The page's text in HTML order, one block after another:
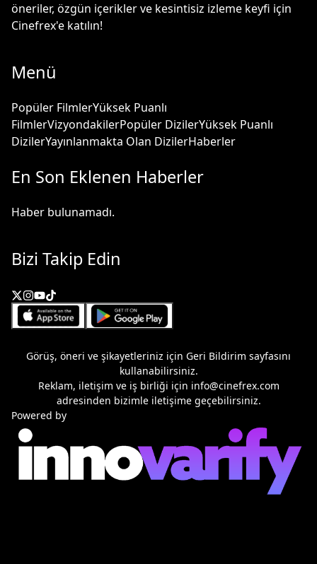
öneriler, özgün içerikler ve kesintisiz izleme keyfi için
Cinefrex'e katılın!
Menü
Popüler FilmlerYüksek Puanlı
FilmlerVizyondakilerPopüler DizilerYüksek Puanlı
DizilerYayınlanmakta Olan DizilerHaberler
En Son Eklenen Haberler
Haber bulunamadı.
Bizi Takip Edin
Görüş, öneri ve şikayetleriniz için Geri Bildirim sayfasını
kullanabilirsiniz.
Reklam, iletişim ve iş birliği için info@cinefrex.com
adresinden bizimle iletişime geçebilirsiniz.
Powered by